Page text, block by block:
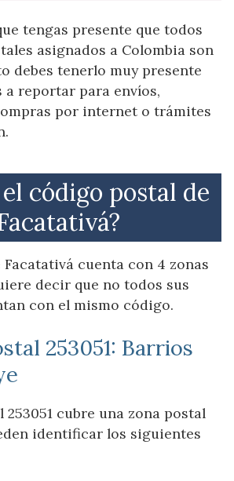
tengas presente que todos
asignados a Colombia son
debes tenerlo muy presente
a reportar para envíos,
por internet o trámites
el código postal de
cuenta con 4 zonas
decir que no todos sus
con el mismo código.
253051: Barrios
cubre una zona postal
identificar los siguientes